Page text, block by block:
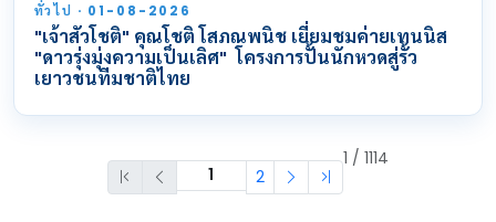
ทั่วไป · 01-08-2026
"เจ้าสัวโชติ" คุณโชติ โสภณพนิช เยี่ยมชมค่ายเทนนิส
"ดาวรุ่งมุ่งความเป็นเลิศ" โครงการปั้นนักหวดสู่รั้ว
เยาวชนทีมชาติไทย
2
1 / 1114